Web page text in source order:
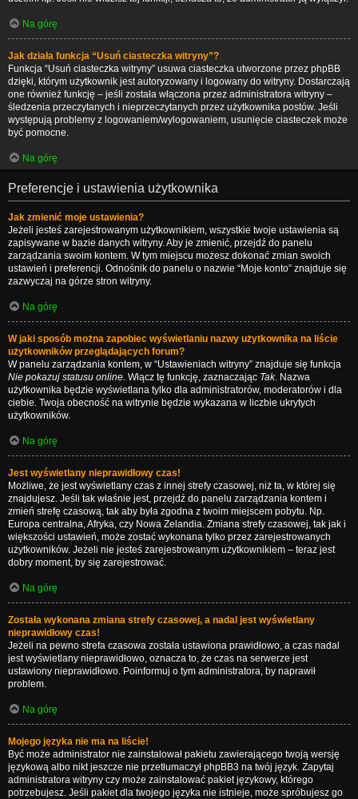
Na górę
Jak działa funkcja “Usuń ciasteczka witryny”?
Funkcja “Usuń ciasteczka witryny” usuwa ciasteczka utworzone przez phpBB
dzięki, którym użytkownik jest autoryzowany i logowany do witryny. Dostarczają
one również funkcję – jeśli została włączona przez administratora witryny –
śledzenia przeczytanych i nieprzeczytanych przez użytkownika postów. Jeśli
występują problemy z logowaniem/wylogowaniem, usunięcie ciasteczek może
być pomocne.
Na górę
Preferencje i ustawienia użytkownika
Jak zmienić moje ustawienia?
Jeżeli jesteś zarejestrowanym użytkownikiem, wszystkie twoje ustawienia są
zapisywane w bazie danych witryny. Aby je zmienić, przejdź do panelu
zarządzania swoim kontem. W tym miejscu możesz dokonać zmian swoich
ustawień i preferencji. Odnośnik do panelu o nazwie “Moje konto” znajduje się
zazwyczaj na górze stron witryny.
Na górę
W jaki sposób można zapobiec wyświetlaniu nazwy użytkownika na liście
użytkowników przeglądających forum?
W panelu zarządzania kontem, w “Ustawieniach witryny” znajduje się funkcja
Nie pokazuj statusu online. Włącz tę funkcję, zaznaczając Tak. Nazwa
użytkownika będzie wyświetlana tylko dla administratorów, moderatorów i dla
ciebie. Twoja obecność na witrynie będzie wykazana w liczbie ukrytych
użytkowników.
Na górę
Jest wyświetlany nieprawidłowy czas!
Możliwe, że jest wyświetlany czas z innej strefy czasowej, niż ta, w której się
znajdujesz. Jeśli tak właśnie jest, przejdź do panelu zarządzania kontem i
zmień strefę czasową, tak aby była zgodna z twoim miejscem pobytu. Np.
Europa centralna, Afryka, czy Nowa Zelandia. Zmiana strefy czasowej, tak jak i
większości ustawień, może zostać wykonana tylko przez zarejestrowanych
użytkowników. Jeżeli nie jesteś zarejestrowanym użytkownikiem – teraz jest
dobry moment, by się zarejestrować.
Na górę
Została wykonana zmiana strefy czasowej, a nadal jest wyświetlany
nieprawidłowy czas!
Jeżeli na pewno strefa czasowa została ustawiona prawidłowo, a czas nadal
jest wyświetlany nieprawidłowo, oznacza to, że czas na serwerze jest
ustawiony nieprawidłowo. Poinformuj o tym administratora, by naprawił
problem.
Na górę
Mojego języka nie ma na liście!
Być może administrator nie zainstalował pakietu zawierającego twoją wersję
językową albo nikt jeszcze nie przetłumaczył phpBB3 na twój język. Zapytaj
administratora witryny czy może zainstalować pakiet językowy, którego
potrzebujesz. Jeśli pakiet dla twojego języka nie istnieje, może spróbujesz go